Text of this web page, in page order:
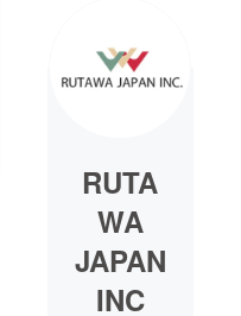
RUTA
WA
JAPAN
INC